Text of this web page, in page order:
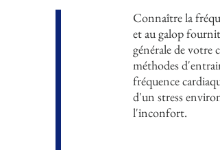
Connaître la
et au galop
générale de votre
méthodes
fréquence
d'un stress
l'inconfort.